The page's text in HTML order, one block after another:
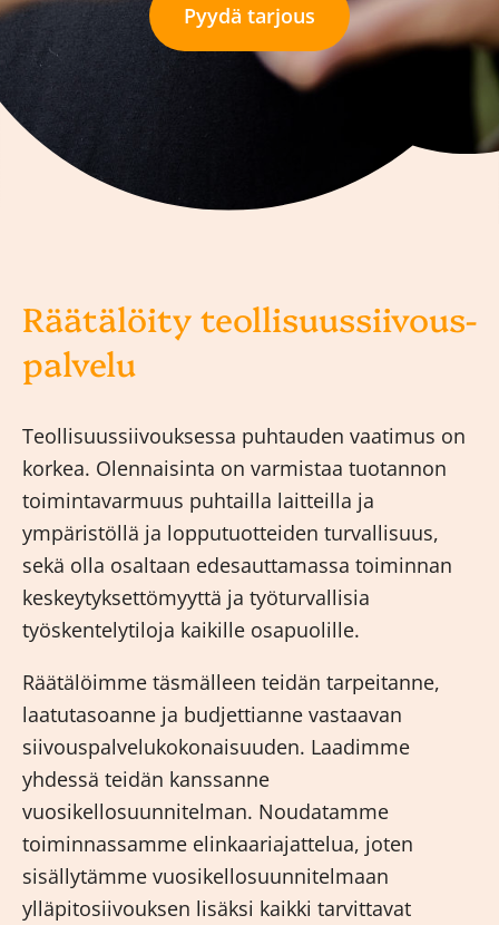
Pyydä tarjous
Räätälöity teollisuussiivous-
palvelu
Teollisuussiivouksessa puhtauden vaatimus on
korkea. Olennaisinta on varmistaa tuotannon
toimintavarmuus puhtailla laitteilla ja
ympäristöllä ja lopputuotteiden turvallisuus,
sekä olla osaltaan edesauttamassa toiminnan
keskeytyksettömyyttä ja työturvallisia
työskentelytiloja kaikille osapuolille.
Räätälöimme täsmälleen teidän tarpeitanne,
laatutasoanne ja budjettianne vastaavan
siivouspalvelukokonaisuuden. Laadimme
yhdessä teidän kanssanne
vuosikellosuunnitelman. Noudatamme
toiminnassamme elinkaariajattelua, joten
sisällytämme vuosikellosuunnitelmaan
ylläpitosiivouksen lisäksi kaikki tarvittavat